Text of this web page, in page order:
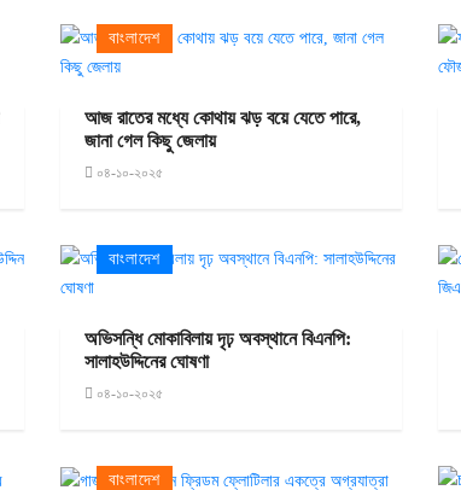
বাংলাদেশ
আজ রাতের মধ্যে কোথায় ঝড় বয়ে যেতে পারে,
জানা গেল কিছু জেলায়
০৪-১০-২০২৫
বাংলাদেশ
অভিসন্ধি মোকাবিলায় দৃঢ় অবস্থানে বিএনপি:
সালাহউদ্দিনের ঘোষণা
০৪-১০-২০২৫
বাংলাদেশ